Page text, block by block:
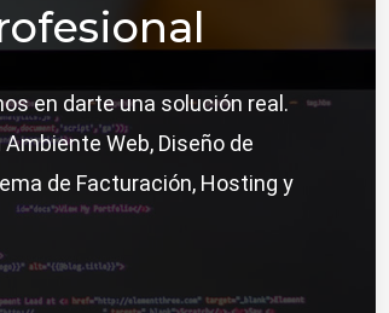
en darte una solución real.
Web, Diseño de
de Facturación, Hosting y